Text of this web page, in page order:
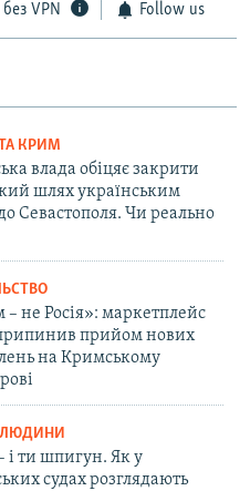
VPN Follow us
КРИМ
влада обіцяє закрити
шлях українським
Севастополя. Чи реально
не Росія»: маркетплейс
прийом нових
на Кримському
ЛЮДИНИ
і ти шпигун. Як у
судах розглядають